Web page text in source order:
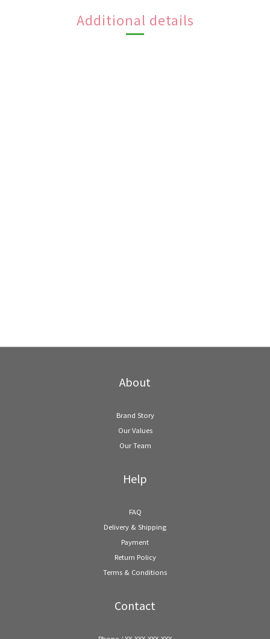
Additional details
About
Brand Story
Our Values
Our Team
Help
FAQ
Delivery & Shipping
Payment
Return Policy
Terms & Conditions
Contact